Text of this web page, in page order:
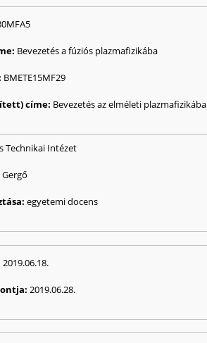
Bevezetés a fúziós plazmafizikába
BMETE15MF29
címe: Bevezetés az elméleti plazmafizikába
Technikai Intézet
egyetemi docens
2019.06.18.
2019.06.28.